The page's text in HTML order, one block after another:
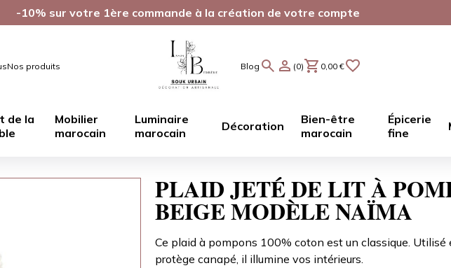
-10% sur votre 1ère commande à la création de votre compte
Nos produits Blog (0) 0,00€
de la
Mobilier
marocain
Luminaire
marocain
Décoration
Bien-être
marocain
Épicerie
fine
PLAID JETÉ DE LIT À
BEIGE MODÈLE NAÏMA
Ce plaid à pompons 100% coton est un classique. Utilisé
protège canapé, il illumine vos intérieurs.